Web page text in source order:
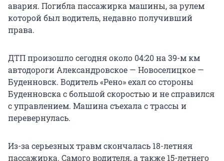
авария. Погибла пассажирка машины, за рулем
которой был водитель, недавно получивший
права.
ДТП произошло сегодня около 04:20 на 39-м км
автодороги Александровское — Новоселицкое —
Буденновск. Водитель «Рено» ехал со стороны
Буденновска с большой скоростью и не справился
с управлением. Машина съехала с трассы и
перевернулась.
Из-за серьезных травм скончалась 18-летняя
пассажирка. Самого водителя, а также 15-летнего